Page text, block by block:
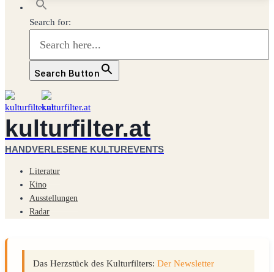
Search for:
Search Button
kulturfilter.at
HANDVERLESENE KULTUREVENTS
Literatur
Kino
Ausstellungen
Radar
Das Herzstück des Kulturfilters: Der Newsletter